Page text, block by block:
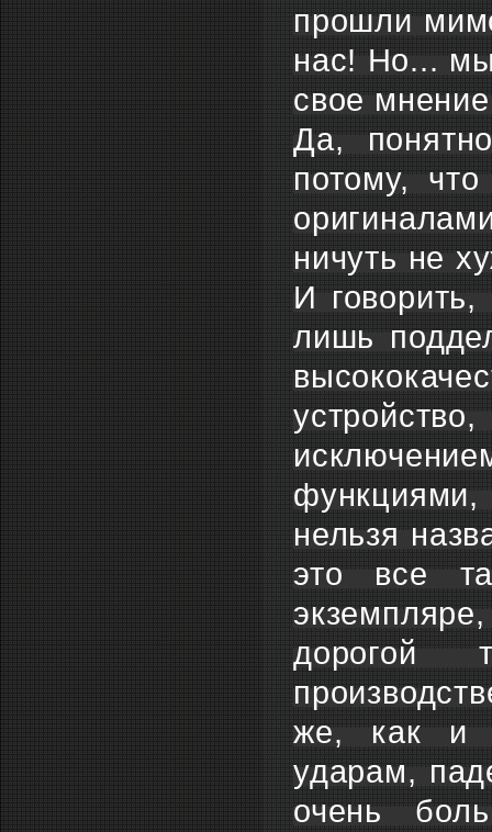
прошли
нас! Но... мы
свое
Да,
потому,
ничуть не
И
лишь
функциями,
нельзя
это все
дорогой
же, как и
ударам,
очень